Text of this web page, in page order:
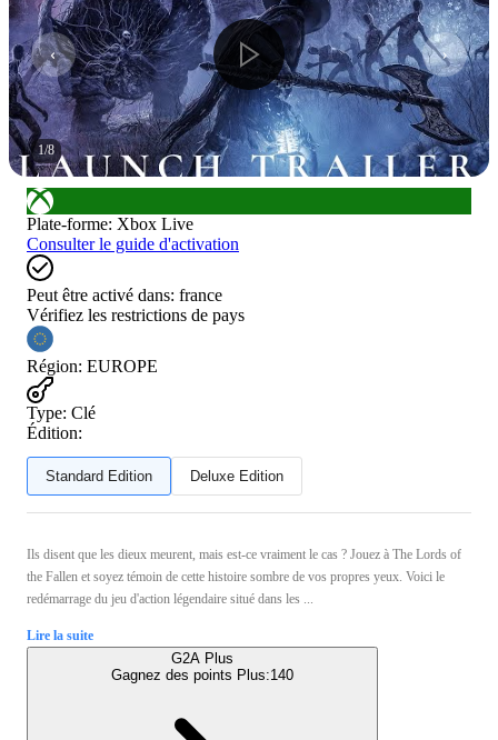
1/8
Plate-forme: Xbox Live
Consulter le guide d'activation
Peut être activé dans: france
Vérifiez les restrictions de pays
Région: EUROPE
Type: Clé
Édition:
Standard Edition Deluxe Edition
Ils disent que les dieux meurent, mais est-ce vraiment le cas ? Jouez à The Lords of
the Fallen et soyez témoin de cette histoire sombre de vos propres yeux. Voici le
redémarrage du jeu d'action légendaire situé dans les ...
Lire la suite
G2A Plus
Gagnez des points Plus:140